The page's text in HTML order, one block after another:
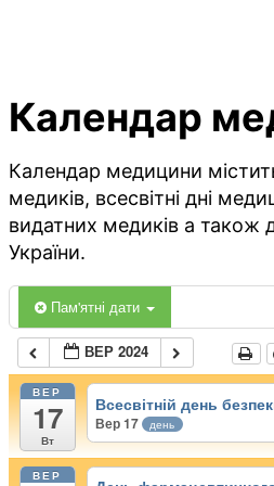
Календар
Календар медицини
медиків, всесвітні дні
видатних медиків а також
України.
Пам'ятні дати
ВЕР 2024
ВЕР
17
Вт
Всесвітній день
Вер 17 день
ВЕР